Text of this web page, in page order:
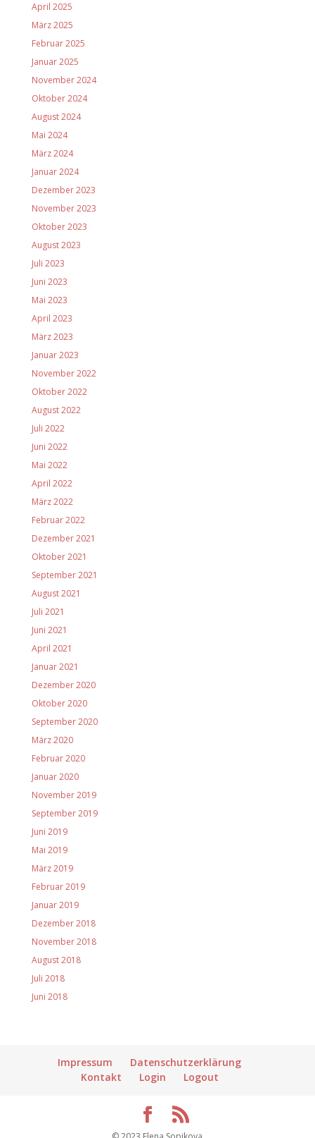
April 2025
März 2025
Februar 2025
Januar 2025
November 2024
Oktober 2024
August 2024
Mai 2024
März 2024
Januar 2024
Dezember 2023
November 2023
Oktober 2023
August 2023
Juli 2023
Juni 2023
Mai 2023
April 2023
März 2023
Januar 2023
November 2022
Oktober 2022
August 2022
Juli 2022
Juni 2022
Mai 2022
April 2022
März 2022
Februar 2022
Dezember 2021
Oktober 2021
September 2021
August 2021
Juli 2021
Juni 2021
April 2021
Januar 2021
Dezember 2020
Oktober 2020
September 2020
März 2020
Februar 2020
Januar 2020
November 2019
September 2019
Juni 2019
Mai 2019
März 2019
Februar 2019
Januar 2019
Dezember 2018
November 2018
August 2018
Juli 2018
Juni 2018
Impressum
Datenschutzerklärung
Kontakt
Login Logout